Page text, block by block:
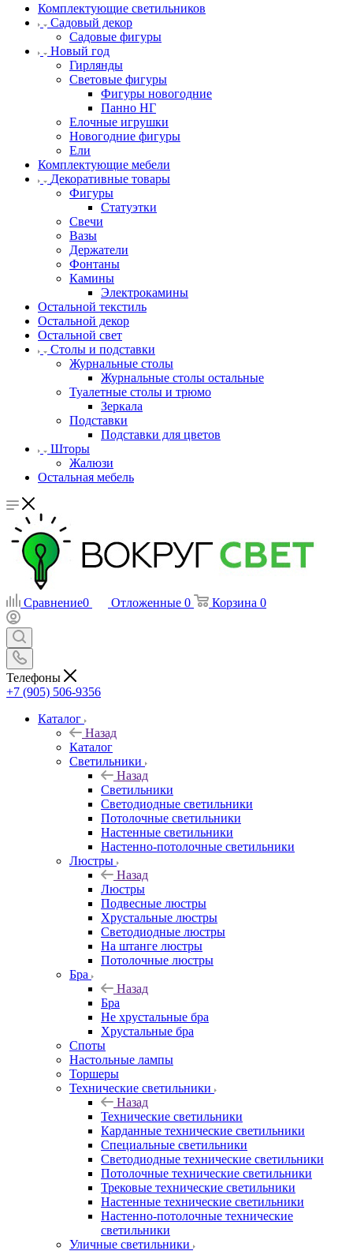
Комплектующие светильников
Садовый декор
Садовые фигуры
Новый год
Гирлянды
Световые фигуры
Фигуры новогодние
Панно НГ
Елочные игрушки
Новогодние фигуры
Ели
Комплектующие мебели
Декоративные товары
Фигуры
Статуэтки
Свечи
Вазы
Держатели
Фонтаны
Камины
Электрокамины
Остальной текстиль
Остальной декор
Остальной свет
Столы и подставки
Журнальные столы
Журнальные столы остальные
Туалетные столы и трюмо
Зеркала
Подставки
Подставки для цветов
Шторы
Жалюзи
Остальная мебель
Сравнение0 Отложенные 0 Корзина 0
Телефоны
+7 (905) 506-9356
Каталог
Назад
Каталог
Светильники
Назад
Светильники
Светодиодные светильники
Потолочные светильники
Настенные светильники
Настенно-потолочные светильники
Люстры
Назад
Люстры
Подвесные люстры
Хрустальные люстры
Светодиодные люстры
На штанге люстры
Потолочные люстры
Бра
Назад
Бра
Не хрустальные бра
Хрустальные бра
Споты
Настольные лампы
Торшеры
Технические светильники
Назад
Технические светильники
Карданные технические светильники
Специальные светильники
Светодиодные технические светильники
Потолочные технические светильники
Трековые технические светильники
Настенные технические светильники
Настенно-потолочные технические
светильники
Уличные светильники